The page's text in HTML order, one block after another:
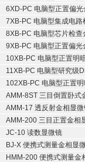
6XD-PC 电脑型正置偏
7XB-PC 电脑型集成电路
8XB-PC 电脑型芯片检查
9XB-PC 电脑型正置偏光
10XB-PC 电脑型正置明
11XB-PC 电脑型研究级
102XB-PC 电脑型正置
AMM-8ST 三目倒置卧式
AMM-17 透反射金相显
AMM-200 三目正置金相
JC-10 读数显微镜
BJ-X 便携式测量金相显
HMM-200 便携式测量金